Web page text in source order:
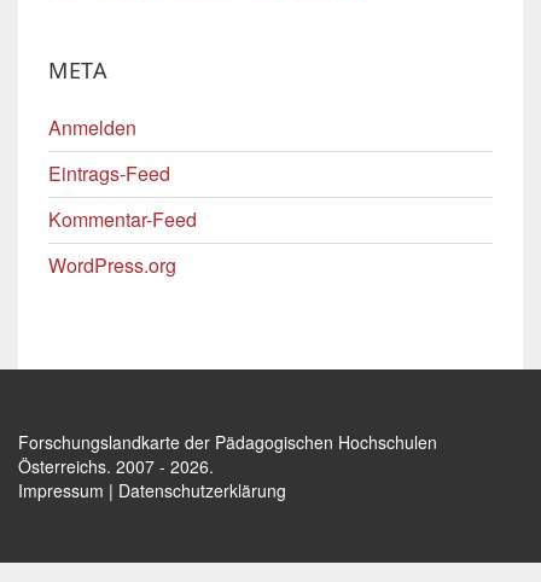
META
Anmelden
Eintrags-Feed
Kommentar-Feed
WordPress.org
Forschungslandkarte der Pädagogischen Hochschulen
Österreichs. 2007 - 2026.
Impressum | Datenschutzerklärung